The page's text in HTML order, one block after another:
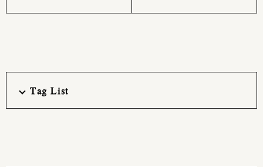
Tag List